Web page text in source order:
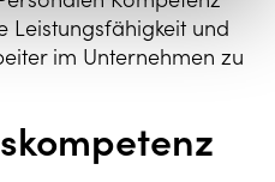
Leistungsfähigkeit und
im Unternehmen zu